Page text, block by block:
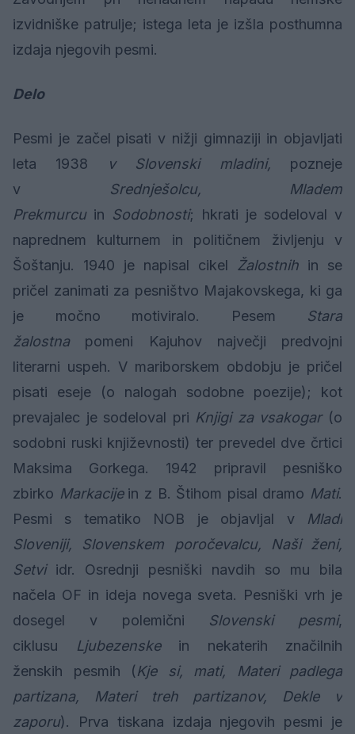
izvidniške patrulje; istega leta je izšla posthumna
izdaja njegovih pesmi.
Delo
Pesmi je začel pisati v nižji gimnaziji in objavljati
leta 1938
v Slovenski mladini, pozneje
v Srednješolcu, Mladem
Prekmurcu in Sodobnosti; hkrati je sodeloval v
naprednem kulturnem in političnem življenju v
Šoštanju. 1940 je napisal cikel Žalostnih in se
pričel zanimati za pesništvo Majakovskega, ki ga
je močno motiviralo. Pesem Stara
žalostna pomeni Kajuhov največji predvojni
literarni uspeh. V mariborskem obdobju je pričel
pisati eseje (o nalogah sodobne poezije); kot
prevajalec je sodeloval pri Knjigi za vsakogar (o
sodobni ruski književnosti) ter prevedel dve črtici
Maksima Gorkega. 1942 pripravil pesniško
zbirko Markacije in z B. Štihom pisal dramo Mati.
Pesmi s tematiko NOB je objavljal vMladi
Sloveniji, Slovenskem poročevalcu, Naši ženi,
Setvi
idr. Osrednji pesniški navdih so mu bila
načela OF in ideja novega sveta. Pesniški vrh je
dosegel v polemični Slovenski pesmi,
ciklusu
Ljubezenskein nekaterih značilnih
ženskih pesmih (Kje si, mati, Materi padlega
partizana, Materi treh partizanov, Dekle v
zaporu). Prva tiskana izdaja njegovih pesmi je